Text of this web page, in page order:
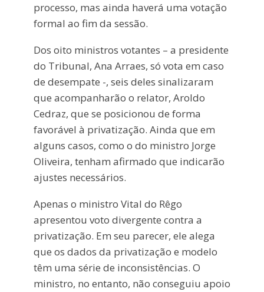
processo, mas ainda haverá uma votação
formal ao fim da sessão.
Dos oito ministros votantes – a presidente
do Tribunal, Ana Arraes, só vota em caso
de desempate -, seis deles sinalizaram
que acompanharão o relator, Aroldo
Cedraz, que se posicionou de forma
favorável à privatização. Ainda que em
alguns casos, como o do ministro Jorge
Oliveira, tenham afirmado que indicarão
ajustes necessários.
Apenas o ministro Vital do Rêgo
apresentou voto divergente contra a
privatização. Em seu parecer, ele alega
que os dados da privatização e modelo
têm uma série de inconsistências. O
ministro, no entanto, não conseguiu apoio